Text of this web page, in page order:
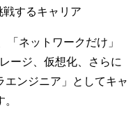
するキャリア
ネットワークだけ」
ージ、仮想化、さらに
ンジニア」としてキャ